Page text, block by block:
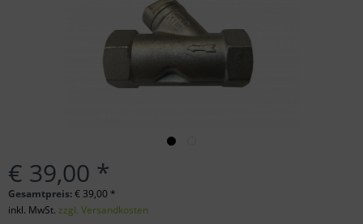
€ 39,00 *
Gesamtpreis:€ 39,00 *
inkl. MwSt. zzgl. Versandkosten